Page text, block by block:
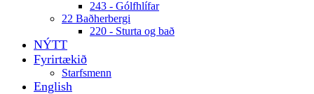
243 - Gólfhlífar
22 Baðherbergi
220 - Sturta og bað
NÝTT
Fyrirtækið
Starfsmenn
English